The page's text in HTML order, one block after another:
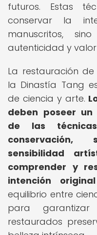
futuros. Estas
conservar la
manuscritos,
autenticidad y
La restauración
la Dinastía Tang
de ciencia y arte.
deben poseer un
de las
sensibilidad
comprender y
intención
equilibrio entre
para
restaurados